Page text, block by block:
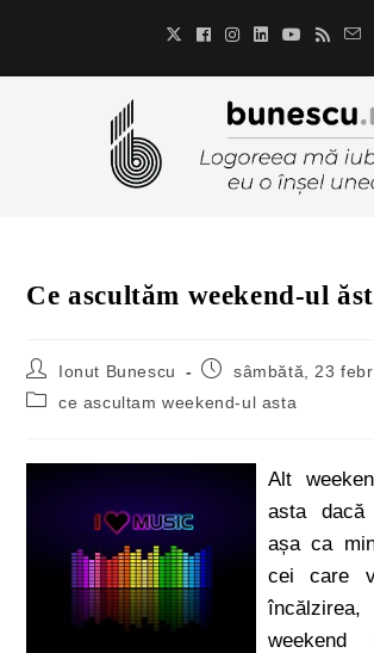
Ce ascultăm weekend-ul
Ionut Bunescu
sâmbătă, 23
ce ascultam weekend-ul asta
Alt
asta
așa ca
cei care
încălzirea,
weekend